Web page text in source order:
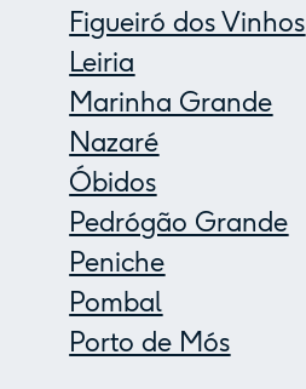
Figueiró dos Vinhos
Leiria
Marinha Grande
Nazaré
Óbidos
Pedrógão Grande
Peniche
Pombal
Porto de Mós